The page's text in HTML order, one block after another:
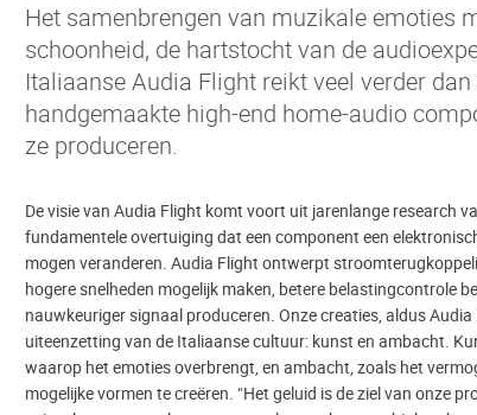
Het samenbrengen van muzikale emoties
schoonheid, de hartstocht van de
Italiaanse Audia Flight reikt veel verder
handgemaakte high-end home-audio
ze produceren.
De visie van Audia Flight komt voort uit jarenlange research
fundamentele overtuiging dat een component een
mogen veranderen. Audia Flight ontwerpt
hogere snelheden mogelijk maken, betere belastingcontrole
nauwkeuriger signaal produceren. Onze creaties, aldus Audia
uiteenzetting van de Italiaanse cultuur: kunst en ambacht.
waarop het emoties overbrengt, en ambacht, zoals het
mogelijke vormen te creëren. "Het geluid is de ziel van onze